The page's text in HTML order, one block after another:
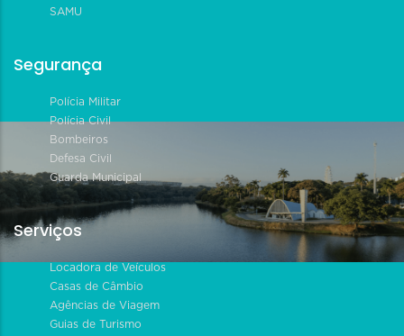
SAMU
Segurança
Polícia Militar
Polícia Civil
Bombeiros
Defesa Civil
Guarda Municipal
Serviços
Locadora de Veículos
Casas de Câmbio
Agências de Viagem
Guias de Turismo